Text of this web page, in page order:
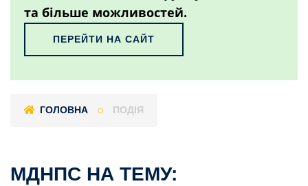
та більше можливостей.
ПЕРЕЙТИ НА САЙТ
ГОЛОВНА ПОДІЯ
МДНПС НА ТЕМУ: